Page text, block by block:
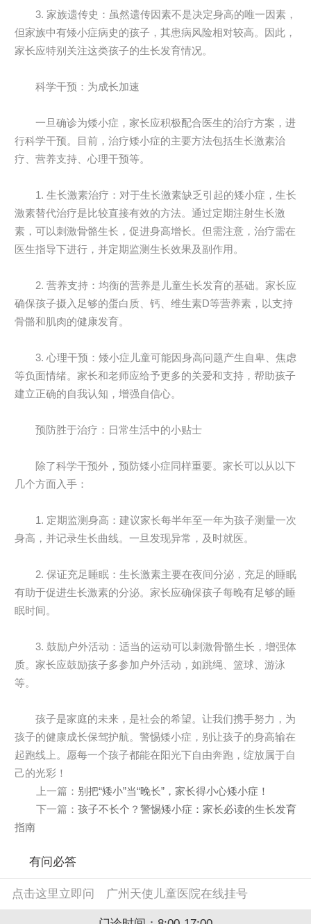
3. 家族遗传史：虽然遗传因素不是决定身高的唯一因素，
但家族中有矮小症病史的孩子，其患病风险相对较高。因此，
家长应特别关注这类孩子的生长发育情况。
科学干预：为成长加速
一旦确诊为矮小症，家长应积极配合医生的治疗方案，进
行科学干预。目前，治疗矮小症的主要方法包括生长激素治
疗、营养支持、心理干预等。
1. 生长激素治疗：对于生长激素缺乏引起的矮小症，生长
激素替代治疗是比较直接有效的方法。通过定期注射生长激
素，可以刺激骨骼生长，促进身高增长。但需注意，治疗需在
医生指导下进行，并定期监测生长效果及副作用。
2. 营养支持：均衡的营养是儿童生长发育的基础。家长应
确保孩子摄入足够的蛋白质、钙、维生素D等营养素，以支持
骨骼和肌肉的健康发育。
3. 心理干预：矮小症儿童可能因身高问题产生自卑、焦虑
等负面情绪。家长和老师应给予更多的关爱和支持，帮助孩子
建立正确的自我认知，增强自信心。
预防胜于治疗：日常生活中的小贴士
除了科学干预外，预防矮小症同样重要。家长可以从以下
几个方面入手：
1. 定期监测身高：建议家长每半年至一年为孩子测量一次
身高，并记录生长曲线。一旦发现异常，及时就医。
2. 保证充足睡眠：生长激素主要在夜间分泌，充足的睡眠
有助于促进生长激素的分泌。家长应确保孩子每晚有足够的睡
眠时间。
3. 鼓励户外活动：适当的运动可以刺激骨骼生长，增强体
质。家长应鼓励孩子多参加户外活动，如跳绳、篮球、游泳
等。
孩子是家庭的未来，是社会的希望。让我们携手努力，为
孩子的健康成长保驾护航。警惕矮小症，别让孩子的身高输在
起跑线上。愿每一个孩子都能在阳光下自由奔跑，绽放属于自
己的光彩！
上一篇： 别把“矮小”当“晚长”，家长得小心矮小症！
下一篇： 孩子不长个？警惕矮小症：家长必读的生长发育
指南
有问必答
点击这里立即问 广州天使儿童医院在线挂号